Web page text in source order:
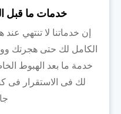
خدمات ما قبل
إن خدماتنا لا تنتهي عند
الكامل لك حتى هجرتك
خدمة ما بعد الهبوط
لك فى الاستقرار فى